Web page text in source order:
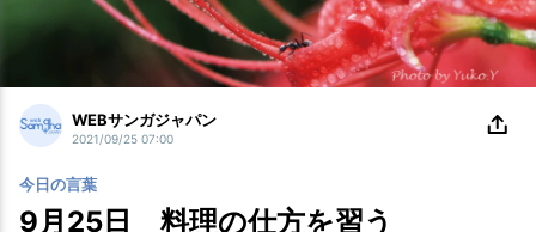
WEBサンガジャパン
2021/09/25 07:00
今日の言葉
9月25日 料理の仕方を習う